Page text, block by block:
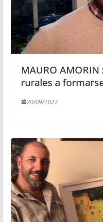
MAURO
rurales a
20/09/2022